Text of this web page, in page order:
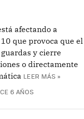
afectando a
que provoca que el
y cierre
o directamente
LEER MÁS »
6 AÑOS